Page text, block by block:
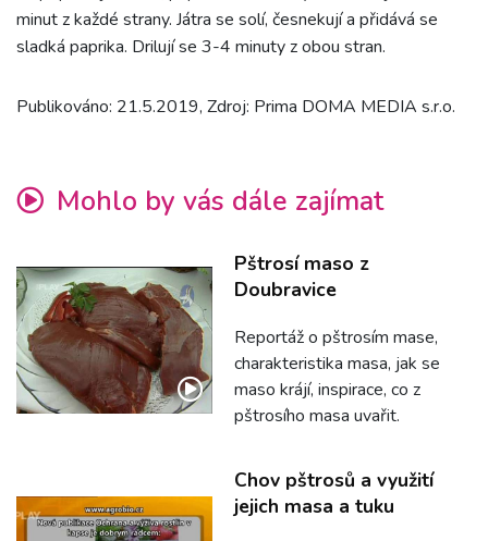
minut z každé strany. Játra se solí, česnekují a přidává se
sladká paprika. Drilují se 3-4 minuty z obou stran.
Publikováno: 21.5.2019, Zdroj: Prima DOMA MEDIA s.r.o.
Mohlo by vás dále zajímat
Pštrosí maso z
Doubravice
Reportáž o pštrosím mase,
charakteristika masa, jak se
maso krájí, inspirace, co z
pštrosího masa uvařit.
Chov pštrosů a využití
jejich masa a tuku